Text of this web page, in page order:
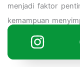
menjadi faktor
kemampuan
dari bahan seperti